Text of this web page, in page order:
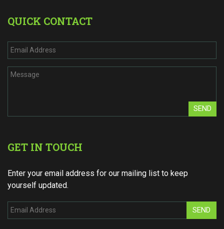
QUICK CONTACT
SEND
GET IN TOUCH
Enter your email address for our mailing list to keep
yourself updated.
SEND